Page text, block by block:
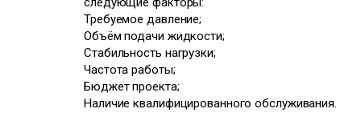
Требуемое давление;
Объём подачи жидкости;
Стабильность нагрузки;
Частота работы;
Бюджет проекта;
Наличие квалифицированного обслуживания.